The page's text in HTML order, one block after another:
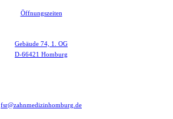
Öffnungszeiten
Gebäude 74, 1. OG
D-66421 Homburg
fsr@zahnmedizinhomburg.de